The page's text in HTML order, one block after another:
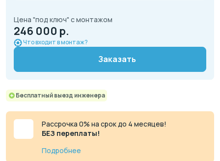
Цена "под ключ" с монтажом
246 000 р.
Что входит в монтаж?
Заказать
Бесплатный выезд инженера
Рассрочка 0% на срок до 4 месяцев!
БЕЗ переплаты!
Подробнее